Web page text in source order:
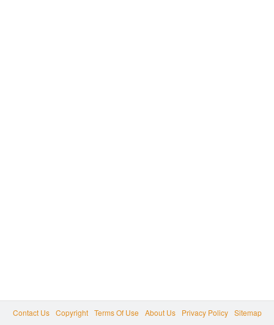
Contact Us Copyright Terms Of Use About Us Privacy Policy
Sitemap